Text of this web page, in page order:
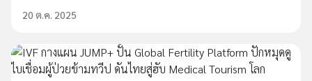
20 ต.ค. 2025